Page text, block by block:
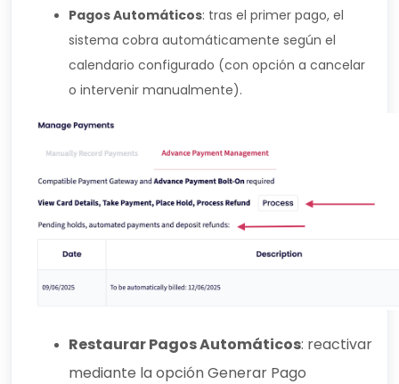
Pagos Automáticos: tras el primer pago, el
sistema cobra automáticamente según el
calendario configurado (con opción a cancelar
o intervenir manualmente).
Restaurar Pagos Automáticos: reactivar
mediante la opción Generar Pago